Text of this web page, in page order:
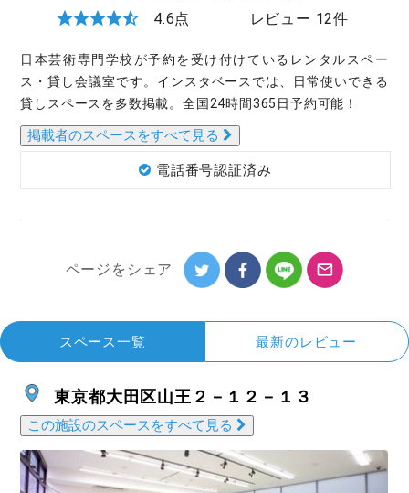
4.6点 レビュー 12件
日本芸術専門学校が予約を受け付けているレンタルスペー
ス・貸し会議室です。インスタベースでは、日常使いできる
貸しスペースを多数掲載。全国24時間365日予約可能！
掲載者のスペースをすべて見る
電話番号認証済み
ページを シェア
スペース一覧 最新のレビュー
東京都大田区山王２－１２－１３
この施設のスペースをすべて見る